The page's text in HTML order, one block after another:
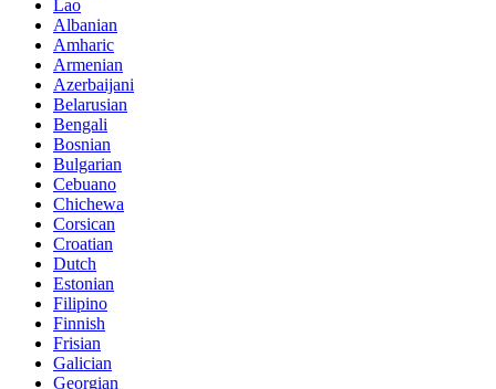
Lao
Albanian
Amharic
Armenian
Azerbaijani
Belarusian
Bengali
Bosnian
Bulgarian
Cebuano
Chichewa
Corsican
Croatian
Dutch
Estonian
Filipino
Finnish
Frisian
Galician
Georgian